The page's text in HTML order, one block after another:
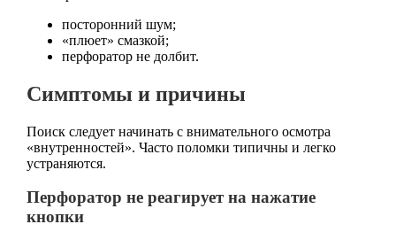
посторонний шум;
«плюет» смазкой;
перфоратор не долбит.
Симптомы и причины
Поиск следует начинать с внимательного осмотра
«внутренностей». Часто поломки типичны и легко
устраняются.
Перфоратор не реагирует на нажатие
кнопки